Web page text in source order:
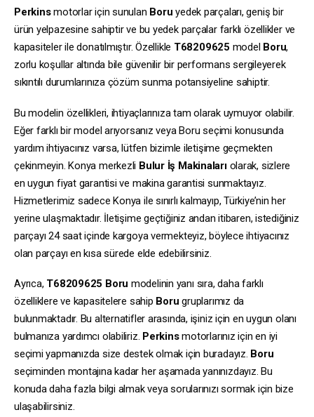
Perkinsmotorlar için sunulan Boru yedek parçaları, geniş bir
ürün yelpazesine sahiptir ve bu yedek parçalar farklı özellikler ve
kapasiteler ile donatılmıştır. Özellikle T68209625 model Boru,
zorlu koşullar altında bile güvenilir bir performans sergileyerek
sıkıntılı durumlarınıza çözüm sunma potansiyeline sahiptir.
Bu modelin özellikleri, ihtiyaçlarınıza tam olarak uymuyor olabilir.
Eğer farklı bir model arıyorsanız veya Boru seçimi konusunda
yardım ihtiyacınız varsa, lütfen bizimle iletişime geçmekten
çekinmeyin. Konya merkezli Bulur İş Makinalarıolarak, sizlere
en uygun fiyat garantisi ve makina garantisi sunmaktayız.
Hizmetlerimiz sadece Konya ile sınırlı kalmayıp, Türkiye’nin her
yerine ulaşmaktadır. İletişime geçtiğiniz andan itibaren, istediğiniz
parçayı 24 saat içinde kargoya vermekteyiz, böylece ihtiyacınız
olan parçayı en kısa sürede elde edebilirsiniz.
Ayrıca, T68209625 Boru modelinin yanı sıra, daha farklı
özelliklere ve kapasitelere sahip Boru gruplarımız da
bulunmaktadır. Bu alternatifler arasında, işiniz için en uygun olanı
bulmanıza yardımcı olabiliriz. Perkinsmotorlarınız için en iyi
seçimi yapmanızda size destek olmak için buradayız. Boru
seçiminden montajına kadar her aşamada yanınızdayız. Bu
konuda daha fazla bilgi almak veya sorularınızı sormak için bize
ulaşabilirsiniz.